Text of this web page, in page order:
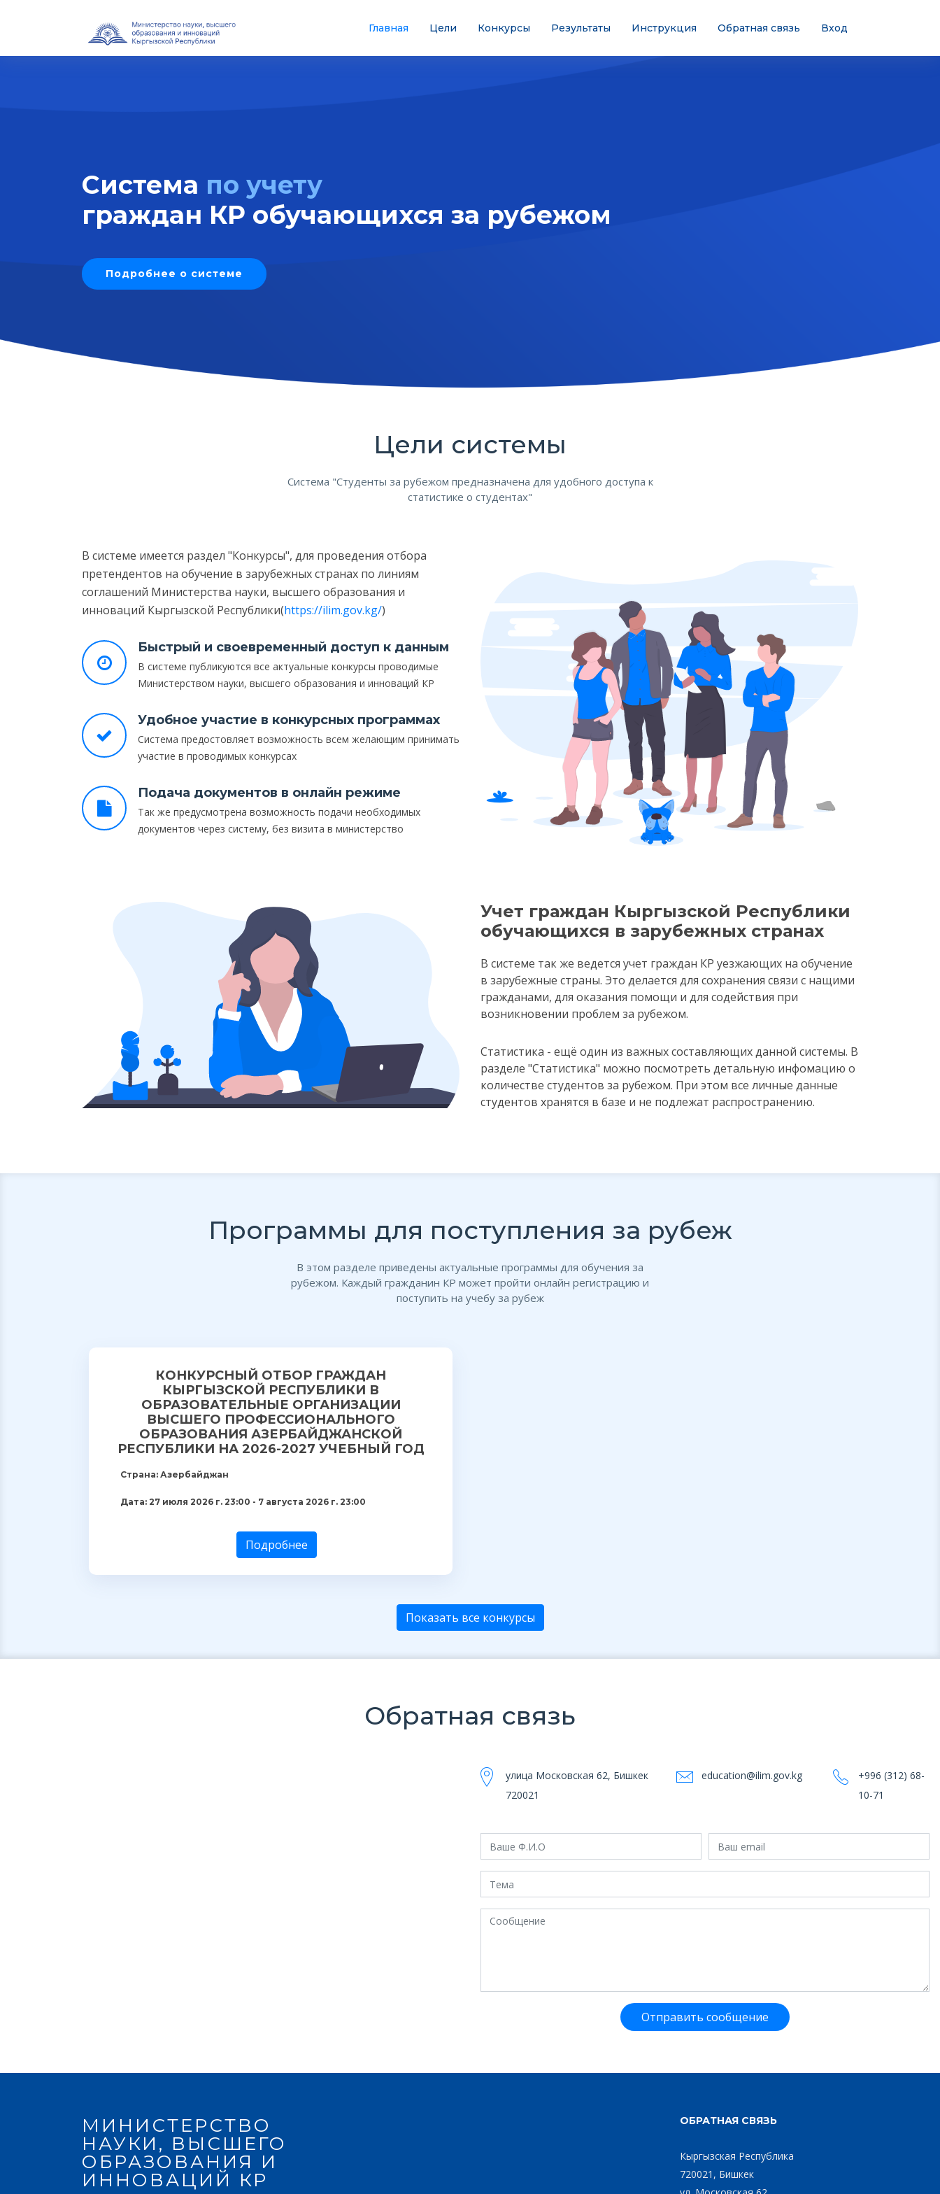
Главная Цели Конкурсы Результаты Инструкция Обратная связь Вход
Система по учету
граждан КР обучающихся за рубежом
Подробнее о системе
Цели системы
Система "Студенты за рубежом предназначена для удобного доступа к
статистике о cтудентах"
В системе имеется раздел "Конкурсы", для проведения отбора
претендентов на обучение в зарубежных странах по линиям
соглашений Министерства науки, высшего образования и
инноваций Кыргызской Республики(https://ilim.gov.kg/)
Быстрый и своевременный доступ к данным
В системе публикуются все актуальные конкурсы проводимые
Министерством науки, высшего образования и инноваций КР
Удобное участие в конкурсных программах
Система предостовляет возможность всем желающим принимать
участие в проводимых конкурсах
Подача документов в онлайн режиме
Так же предусмотрена возможность подачи необходимых
документов через систему, без визита в министерство
Учет граждан Кыргызской Республики
обучающихся в зарубежных странах
В системе так же ведется учет граждан КР уезжающих на обучение
в зарубежные страны. Это делается для сохранения связи с нащими
гражданами, для оказания помощи и для содействия при
возникновении проблем за рубежом.
Статистика - ещё один из важных составляющих данной системы. В
разделе "Статистика" можно посмотреть детальную инфомацию о
количестве студентов за рубежом. При этом все личные данные
студентов хранятся в базе и не подлежат распространению.
Программы для поступления за рубеж
В этом разделе приведены актуальные программы для обучения за
рубежом. Каждый гражданин КР может пройти онлайн регистрацию и
поступить на учебу за рубеж
КОНКУРСНЫЙ ОТБОР ГРАЖДАН
КЫРГЫЗСКОЙ РЕСПУБЛИКИ В
ОБРАЗОВАТЕЛЬНЫЕ ОРГАНИЗАЦИИ
ВЫСШЕГО ПРОФЕССИОНАЛЬНОГО
ОБРАЗОВАНИЯ АЗЕРБАЙДЖАНСКОЙ
РЕСПУБЛИКИ НА 2026-2027 УЧЕБНЫЙ ГОД
Страна: Азербайджан
Дата: 27 июля 2026 г. 23:00 - 7 августа 2026 г. 23:00
Подробнее
Показать все конкурсы
Обратная связь
улица Московская 62, Бишкек
720021
education@ilim.gov.kg
+996 (312) 68-
10-71
Отправить сообщение
МИНИСТЕРСТВО
НАУКИ, ВЫСШЕГО
ОБРАЗОВАНИЯ И
ИННОВАЦИЙ КР
ОБРАТНАЯ СВЯЗЬ
Кыргызская Республика
720021, Бишкек